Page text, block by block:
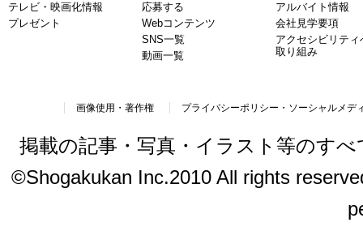
テレビ・映画化情報
プレゼント
応募する
Webコンテンツ
SNS一覧
動画一覧
アルバイト情報
会社見学要項
アクセシビリティ
取り組み
画像使用・著作権 プライバシーポリシー・ソーシャルメデ
掲載の記事・写真・イラスト等のす
©Shogakukan Inc.2010 All rights